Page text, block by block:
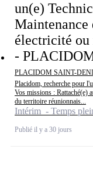
un(e)
Maintenance
électricité
-
PLACIDOM SAINT-
Placidom, recherche pour
Vos missions : Rattaché(e)
du territoire réunionnais...
Intérim - Temps
Publié il y a 30 jours